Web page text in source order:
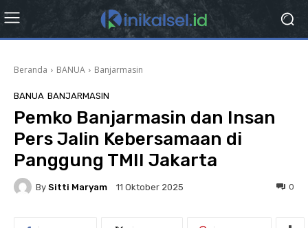
Beranda BANUA Banjarmasin
BANUA BANJARMASIN
Pemko Banjarmasin dan Insan
Pers Jalin Kebersamaan di
Panggung TMII Jakarta
By Sitti Maryam 11 Oktober 2025 0